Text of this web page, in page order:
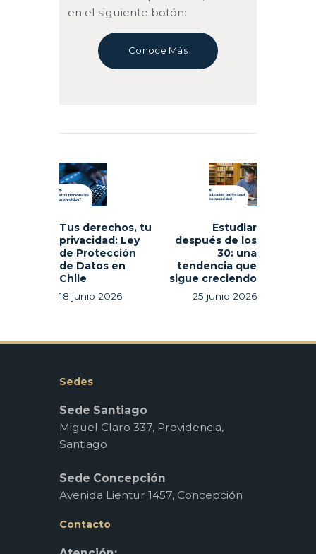
en el siguiente botón:
Conoce Más
de
entradas
Previous
post:
Tus derechos, tu
privacidad: Ley
de Protección
de Datos en
Chile
18 junio 2026
Estudiar
después de los
30: una
tendencia que
sigue creciendo
25 junio 2026
Sedes
Sede Santiago
Miguel Claro 337, Providencia,
Santiago
Sede Concepción
Avenida Lientur 1457, Concepción
Contacto